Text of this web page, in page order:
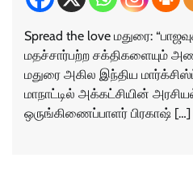
Spread the love மதுரை:
மதச்சார்பற்ற சக்திகளையும்
மதுரை அகில இந்திய
மாநாட்டில் அக்கட்சியின்
ஒருங்கிணைப்பாளர் பிரகாஷ் […]